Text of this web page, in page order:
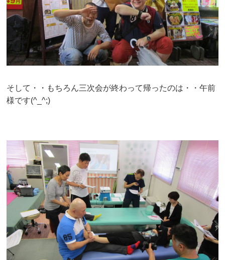
そして・・もちろん三次会が終わって帰ったのは・・午前
様です(^_^;)